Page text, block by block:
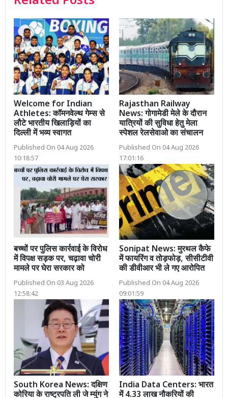
Welcome for Indian
Athletes: कॉमनवेल्थ गेम्स से
लौटे भारतीय खिलाड़ियों का
दिल्ली में भव्य स्वागत
Published On 04 Aug 2026
10:18:57
Rajasthan Railway
News: गोगामेडी मेले के दौरान
यात्रियों की सुविधा हेतु मेला
स्पेशल रेलसेवाओ का संचालन
Published On 04 Aug 2026
17:01:16
बच्चों पर पुलिस कार्रवाई के विरोध
में विपक्ष सड़क पर, चढ़ावा चोरी
मामले पर घेरा सरकार को
Published On 03 Aug 2026
12:58:42
Sonipat News: मुरथल कैफे
में फायरिंग व तोड़फोड़, सीसीटीवी
की डीवीआर भी ले गए आरोपित
Published On 04 Aug 2026
09:01:59
South Korea News: दक्षिण
कोरिया के राष्ट्रपति ली जे म्युंग ने
India Data Centers: भारत
में 4.33 लाख नौकरियों की